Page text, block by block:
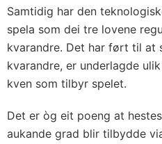
Samtidig har den
spela som dei tre lovene
kvarandre. Det har ført til at
kvarandre, er underlagde
kven som tilbyr spelet.
Det er òg eit poeng at
aukande grad blir tilbydde